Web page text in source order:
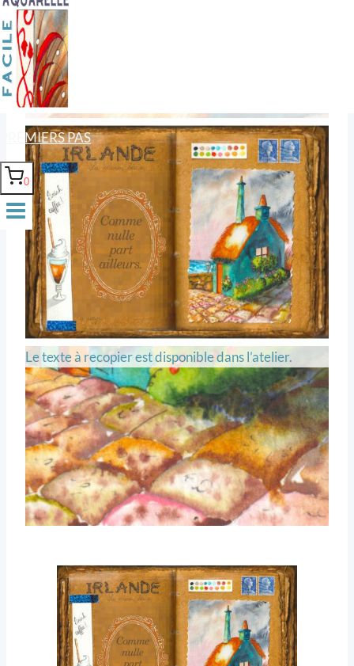
PREMIERS PAS
0
Les couleurs de cet atelier
Le texte à recopier est disponible dans l’atelier.